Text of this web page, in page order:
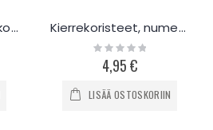
Ensinmäinen vuosi -koristesetti Kierrekoristeet, numerot
Rating:
0%4,95 €
LISÄÄ OSTOSKORIIN